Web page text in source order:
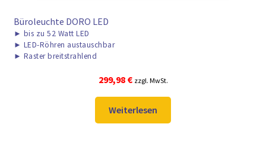
Büroleuchte DORO LED
► bis zu 52 Watt LED
► LED-Röhren austauschbar
► Raster breitstrahlend
299,98 € zzgl. MwSt.
Weiterlesen